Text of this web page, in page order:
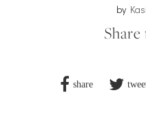
by
share